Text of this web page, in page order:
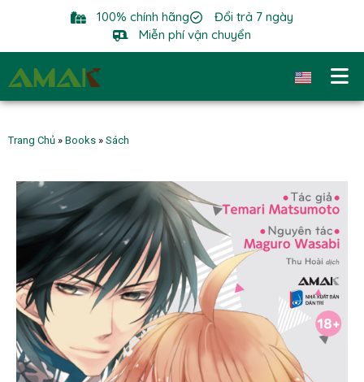
100% chính hãng
Đổi trả 7 ngày
Miễn phí vận chuyển
Trang Chủ » Books » Sách